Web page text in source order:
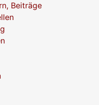
Beiträge